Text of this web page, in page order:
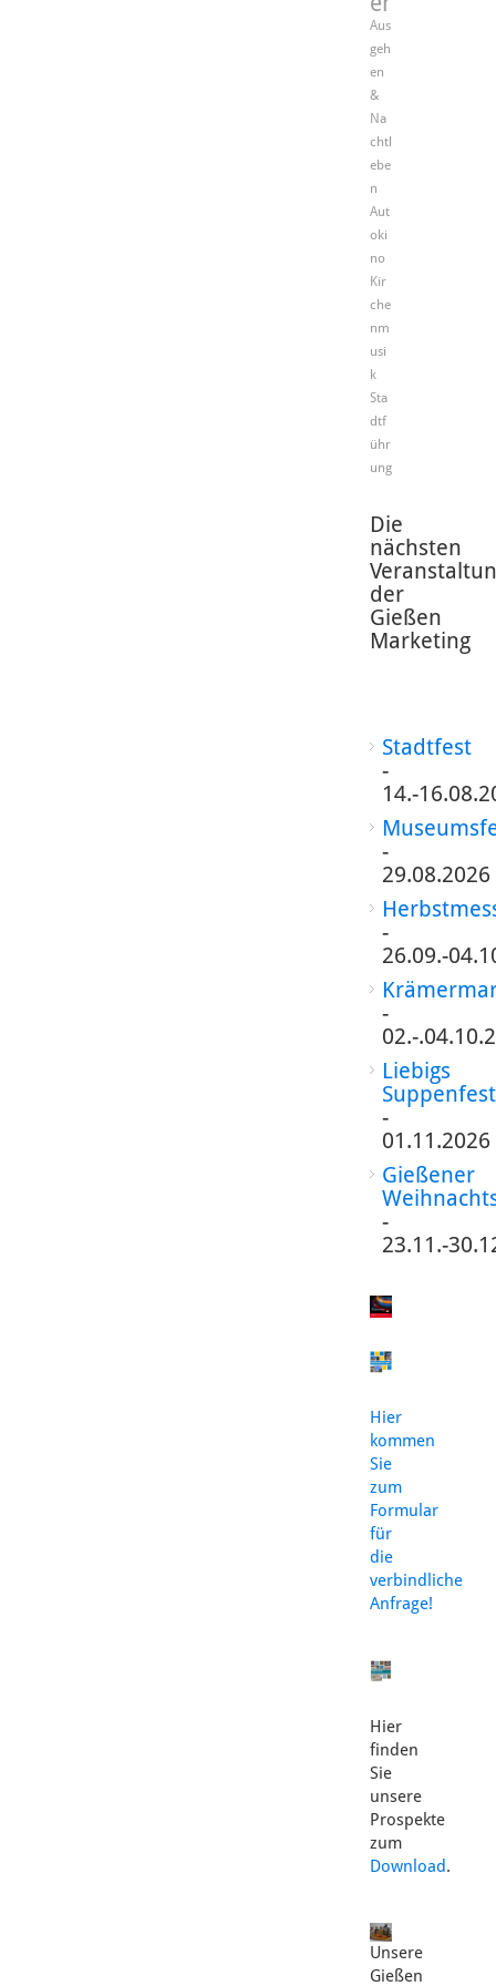
Aus
geh
en
&
Na
chtl
ebe
n
Aut
oki
no
Kir
che
nm
usi
k
Sta
dtf
ühr
ung
Die
nächsten
der
Gießen
Marketing
Stadtfest
-
14.-
-
29.08.2026
-
26.09.-
-
02.-
Liebigs
Suppenfest
-
01.11.2026
Gießener
-
23.11.-
Hier
kommen
Sie
zum
Formular
für
die
verbindliche
Anfrage!
Hier
finden
Sie
unsere
Prospekte
zum
Download.
Unsere
Gießen